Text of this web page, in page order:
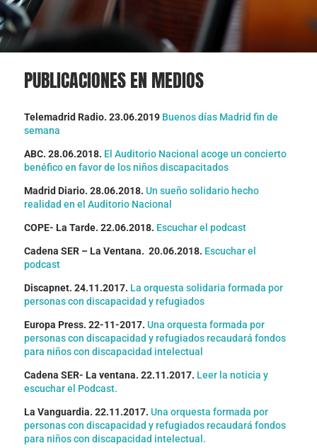
PUBLICACIONES EN MEDIOS
Telemadrid Radio. 23.06.2019 Buenos días Madrid fin de
semana
ABC. 28.06.2018. El Auditorio Nacional acoge un concierto
benéfico en favor de los niños discapacitados
Madrid Diario. 28.06.2018. Un sueño solidario hecho
realidad en el Auditorio Nacional
COPE- La Tarde. 22.06.2018. Escuchar el podcast
Cadena SER – La Ventana. 20.06.2018. Escuchar el
podcast
Discapnet. 24.11.2017. La orquesta solidaria formada por
personas con discapacidad y refugiados
Europa Press. 22-11-2017. Una orquesta formada por
personas con discapacidad y refugiados recaudará fondos
para niños con discapacidad intelectual
Cadena SER- La ventana. 22.11.2017. Leer la noticia y
escuchar el Podcast.
La Vanguardia. 22.11.2017. Una orquesta formada por
personas con discapacidad y refugiados recaudará fondos
para niños con discapacidad intelectual.